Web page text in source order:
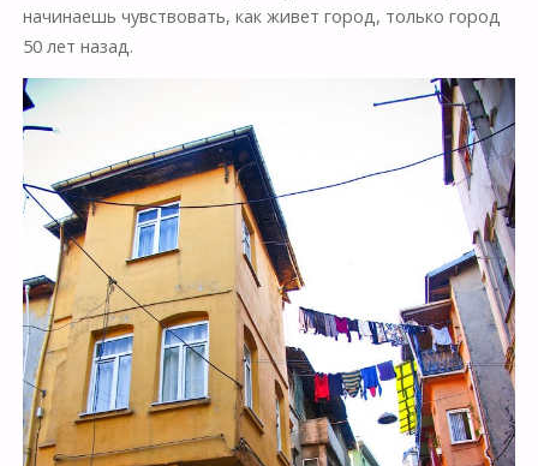
начинаешь чувствовать, как живет город, только город
50 лет назад.